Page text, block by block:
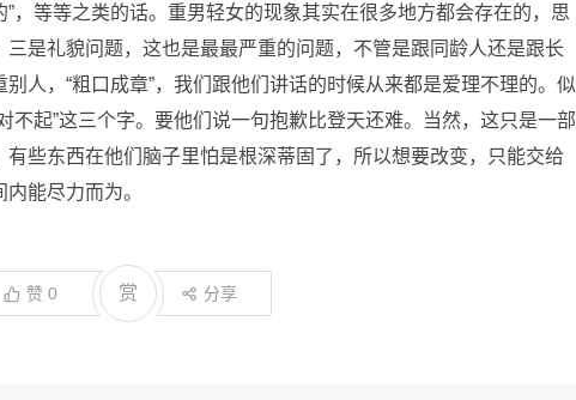
，等等之类的话。重男轻女的现象其实在很多地方都会存在的，思
是礼貌问题，这也是最最严重的问题，不管是跟同龄人还是跟长
人，“粗口成章”，我们跟他们讲话的时候从来都是爱理不理的。似
不起”这三个字。要他们说一句抱歉比登天还难。当然，这只是一部
些东西在他们脑子里怕是根深蒂固了，所以想要改变，只能交给
能尽力而为。
赞 0 赏 分享